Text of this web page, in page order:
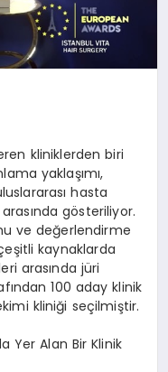
kliniklerden biri
yaklaşımı,
hasta
gösteriliyor.
ve değerlendirme
kaynaklarda
arasında jüri
100 aday klinik
kliniği seçilmiştir.
Yer Alan Bir Klinik